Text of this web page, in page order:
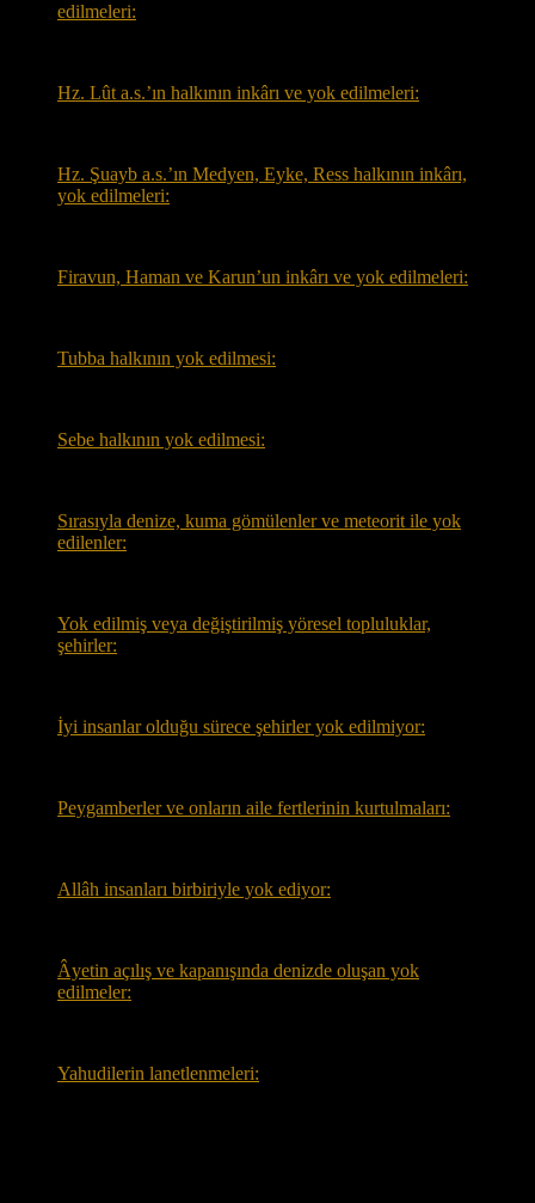
edilmeleri:
Hz. Lût a.s.’ın halkının inkârı ve yok edilmeleri:
Hz. Şuayb a.s.’ın Medyen, Eyke, Ress halkının inkârı,
yok edilmeleri:
Firavun, Haman ve Karun’un inkârı ve yok edilmeleri:
Tubba halkının yok edilmesi:
Sebe halkının yok edilmesi:
Sırasıyla denize, kuma gömülenler ve meteorit ile yok
edilenler:
Yok edilmiş veya değiştirilmiş yöresel topluluklar,
şehirler:
İyi insanlar olduğu sürece şehirler yok edilmiyor:
Peygamberler ve onların aile fertlerinin kurtulmaları:
Allâh insanları birbiriyle yok ediyor:
Âyetin açılış ve kapanışında denizde oluşan yok
edilmeler:
Yahudilerin lanetlenmeleri: